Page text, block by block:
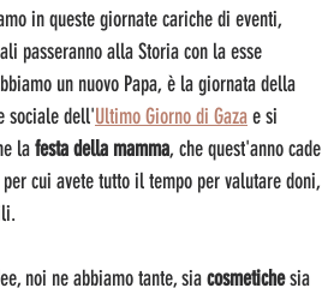
in queste giornate cariche di eventi,
passeranno alla Storia con la esse
un nuovo Papa, è la giornata della
sociale dell'Ultimo Giorno di Gaza e si
la festa della mamma, che quest'anno cade
cui avete tutto il tempo per valutare doni,
noi ne abbiamo tante, sia cosmetiche sia